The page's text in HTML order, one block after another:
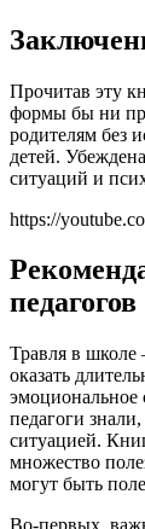
Прочитав эту
формы бы ни
родителям без
детей.
ситуаций и
https://
педагогов
Травля в школе
оказать
эмоциональное
педагоги
ситуацией.
множество
могут быть